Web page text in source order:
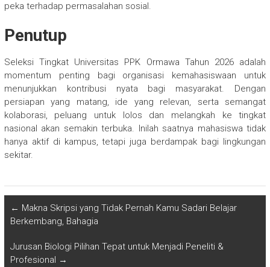
peka terhadap permasalahan sosial.
Penutup
Seleksi Tingkat Universitas PPK Ormawa Tahun 2026 adalah
momentum penting bagi organisasi kemahasiswaan untuk
menunjukkan kontribusi nyata bagi masyarakat. Dengan
persiapan yang matang, ide yang relevan, serta semangat
kolaborasi, peluang untuk lolos dan melangkah ke tingkat
nasional akan semakin terbuka. Inilah saatnya mahasiswa tidak
hanya aktif di kampus, tetapi juga berdampak bagi lingkungan
sekitar.
← Makna Skripsi yang Tidak Pernah Kamu Sadari Belajar
Berkembang, Bahagia
Jurusan Biologi Pilihan Tepat untuk Menjadi Peneliti &
Profesional →